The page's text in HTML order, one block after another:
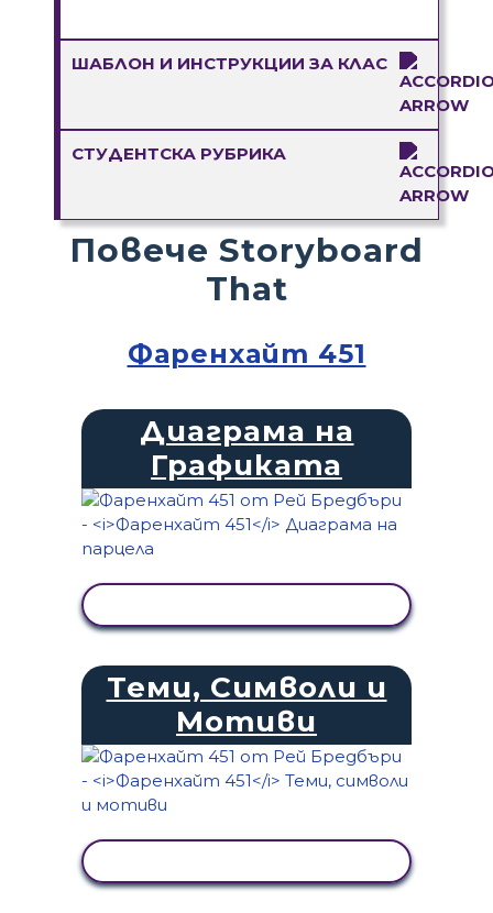
ШАБЛОН И ИНСТРУКЦИИ ЗА КЛАС
СТУДЕНТСКА РУБРИКА
Повече Storyboard
That
Фаренхайт 451
Диаграма на
Графиката
Теми, Символи и
Мотиви